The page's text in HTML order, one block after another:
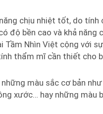
chịu nhiệt tốt, do tính
độ bền cao và khả năng
Nhìn Việt cộng với
thẩm mĩ cần thiết cho
màu sắc cơ bản
xước… hay những màu